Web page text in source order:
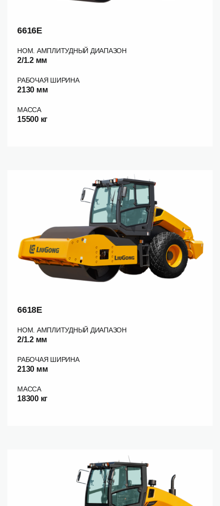
6616E
НОМ. АМПЛИТУДНЫЙ ДИАПАЗОН
2/1.2 мм
РАБОЧАЯ ШИРИНА
2130 мм
МАССА
15500 кг
6618E
НОМ. АМПЛИТУДНЫЙ ДИАПАЗОН
2/1.2 мм
РАБОЧАЯ ШИРИНА
2130 мм
МАССА
18300 кг